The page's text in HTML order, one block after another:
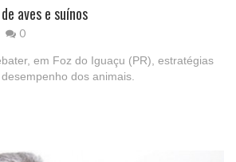
aves e suínos
0
em Foz do Iguaçu (PR), estratégias
dos animais.